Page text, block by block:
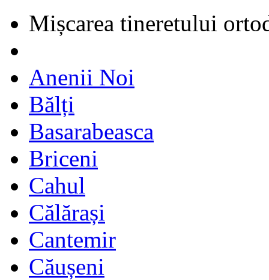
Mișcarea tineretului
Anenii Noi
Bălți
Basarabeasca
Briceni
Cahul
Călărași
Cantemir
Căușeni